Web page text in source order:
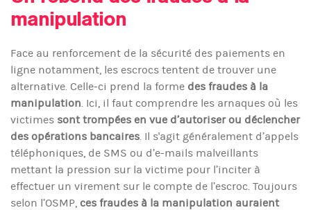
manipulation
Face au renforcement de la sécurité des paiements en
ligne notamment, les escrocs tentent de trouver une
alternative. Celle-ci prend la forme des fraudes à la
manipulation. Ici, il faut comprendre les arnaques où les
victimes sont trompées en vue d’autoriser ou déclencher
des opérations bancaires. Il s'agit généralement d’appels
téléphoniques, de SMS ou d’e-mails malveillants
mettant la pression sur la victime pour l’inciter à
effectuer un virement sur le compte de l’escroc. Toujours
selon l’OSMP, ces fraudes à la manipulation auraient